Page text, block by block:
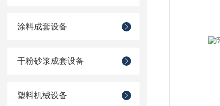
涂料成套设备
干粉砂浆成套设备
塑料机械设备